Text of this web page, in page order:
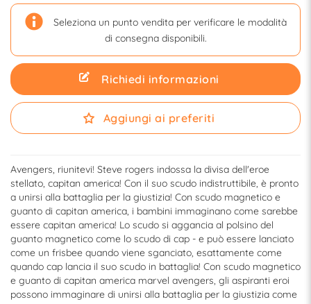
Seleziona un punto vendita per verificare le modalità
di consegna disponibili.
Richiedi informazioni
Aggiungi ai preferiti
Avengers, riunitevi! Steve rogers indossa la divisa dell'eroe
stellato, capitan america! Con il suo scudo indistruttibile, è pronto
a unirsi alla battaglia per la giustizia! Con scudo magnetico e
guanto di capitan america, i bambini immaginano come sarebbe
essere capitan america! Lo scudo si aggancia al polsino del
guanto magnetico come lo scudo di cap - e può essere lanciato
come un frisbee quando viene sganciato, esattamente come
quando cap lancia il suo scudo in battaglia! Con scudo magnetico
e guanto di capitan america marvel avengers, gli aspiranti eroi
possono immaginare di unirsi alla battaglia per la giustizia come